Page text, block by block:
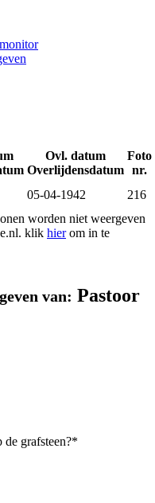
Ovl. datum
Overlijdensdatum
Foto
nr.
05-04-1942
216
worden niet weergeven
klik hierom in te
van: Pastoor
de grafsteen?*